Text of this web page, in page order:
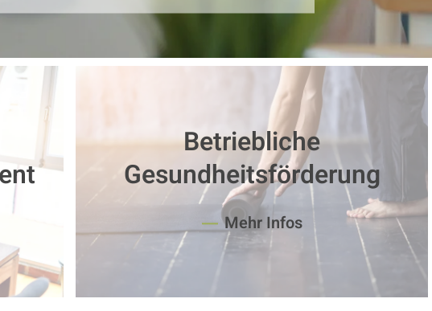
Betriebliche
Gesundheitsförderung
Mehr Infos